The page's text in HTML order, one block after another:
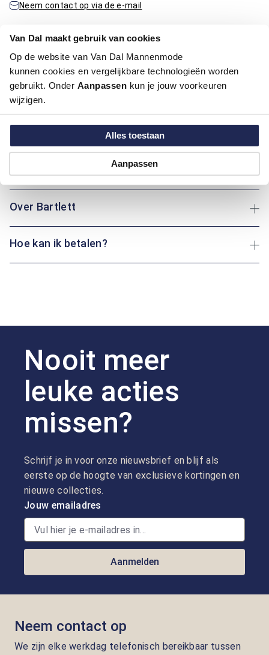
Van Dal maakt gebruik van cookies
Op de website van Van Dal Mannenmode
kunnen cookies en vergelijkbare technologieën worden
gebruikt. Onder Aanpassen kun je jouw voorkeuren
wijzigen.
Alles toestaan
Aanpassen
Neem contact op via de e-mail
Productinformatie
Artikelnummer
1016020-22
Kleur:
Pasvorm:
Regular Fit
Uni motief
Over Bartlett
Hoe kan ik betalen?
Nooit meer
leuke acties
missen?
Schrijf je in voor onze nieuwsbrief en blijf als
eerste op de hoogte van exclusieve kortingen en
nieuwe collecties.
Jouw emailadres
Aanmelden
Neem contact op
We zijn elke werkdag telefonisch bereikbaar tussen